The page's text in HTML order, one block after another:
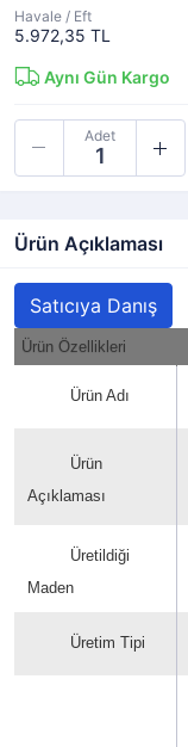
Havale / Eft
5.972,35 TL
Aynı Gün Kargo
Adet
Ürün Açıklaması
Satıcıya Danış
Ürün Özellikleri
Ürün Adı
Ürün
Açıklaması
Üretildiği
Maden
Üretim Tipi